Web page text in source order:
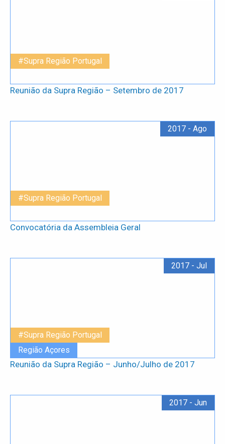
#Supra Região Portugal
Reunião da Supra Região – Setembro de 2017
#Supra Região Portugal
2017 - Ago
Convocatória da Assembleia Geral
#Supra Região Portugal
Região Açores
2017 - Jul
Reunião da Supra Região – Junho/Julho de 2017
2017 - Jun